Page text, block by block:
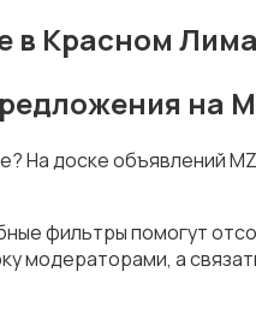
в Красном
на
доске объявлений
фильтры помогут
модераторами, а